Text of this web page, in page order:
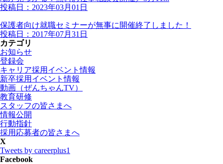
投稿日：2023年03月01日
保護者向け就職セミナーが無事に開催終了しました！
投稿日：2017年07月31日
カテゴリ
お知らせ
登録会
キャリア採用イベント情報
新卒採用イベント情報
動画（ぜんちゃんTV）
教育研修
スタッフの皆さまへ
情報公開
行動指針
採用応募者の皆さまへ
X
Tweets by careerplus1
Facebook